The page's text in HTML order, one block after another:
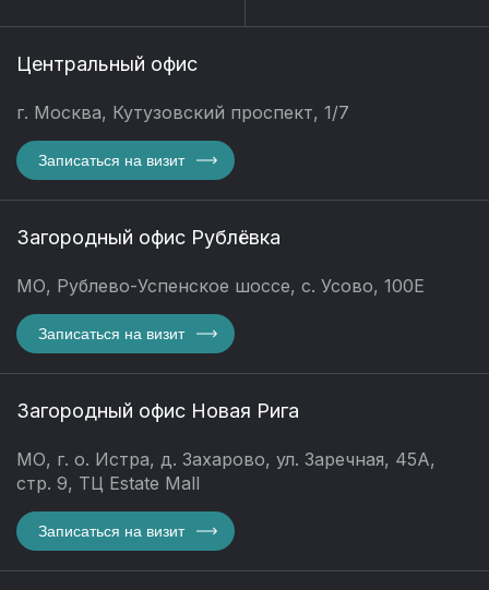
Центральный офис
г. Москва, Кутузовский проспект, 1/7
Записаться на визит
Загородный офис Рублёвка
МО, Рублево-Успенское шоссе, с. Усово, 100Е
Записаться на визит
Загородный офис Новая Рига
МО, г. о. Истра, д. Захарово, ул. Заречная, 45А,
стр. 9, ТЦ Estate Mall
Записаться на визит